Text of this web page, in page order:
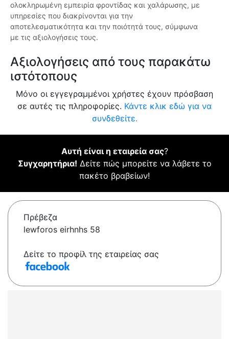
ολοκληρωμένη εμπειρία φροντίδας και χαλάρωσης, με
υπηρεσίες που διακρίνονται για την
αποτελεσματικότητα και την ποιότητά τους, σύμφωνα
με τις αξιολογήσεις τους.
Αξιολογήσεις από τους παρακάτω
ιστότοπους
Μόνο οι εγγεγραμμένοι χρήστες έχουν πρόσβαση
σε αυτές τις πληροφορίες. Κάντε κλικ εδώ για να
συνδεθείτε.
Αυτή είναι η εταιρεία σας?
Συγχαρητήρια! Δείτε πώς μπορείτε να λάβετε το
πακέτο βραβείων!
Πρέβεζα
lewforos eirhnhs 58
Δείτε το προφίλ της εταιρείας σας